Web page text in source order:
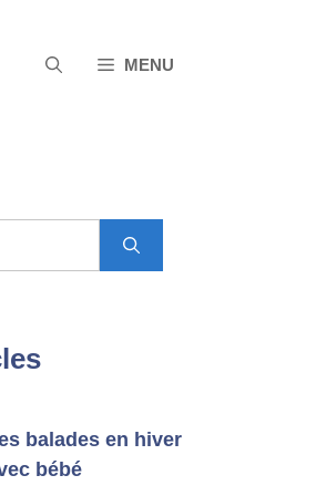
MENU
balades en hiver
bébé